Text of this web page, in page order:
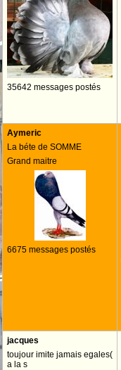
35642 messages postés
Aymeric
La béte de SOMME
Grand maitre
6675 messages postés
jacques
toujour imite jamais egales(
a la s